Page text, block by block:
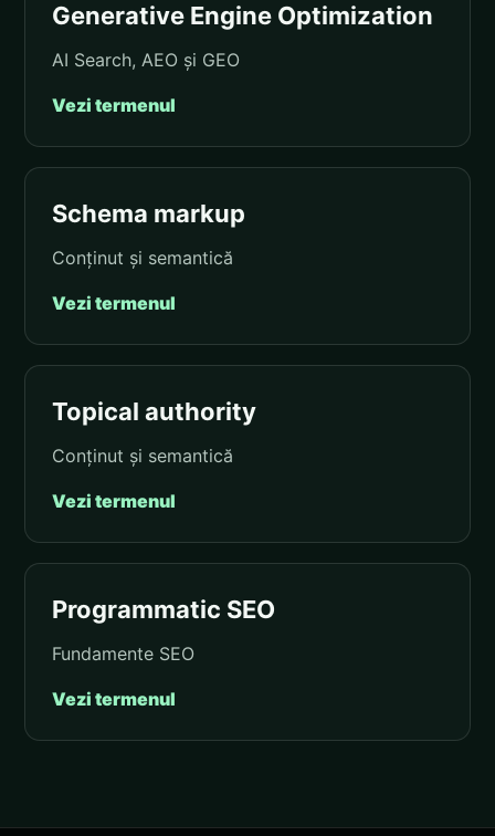
Generative Engine Optimization
AI Search, AEO și GEO
Vezi termenul
Schema markup
Conținut și semantică
Vezi termenul
Topical authority
Conținut și semantică
Vezi termenul
Programmatic SEO
Fundamente SEO
Vezi termenul